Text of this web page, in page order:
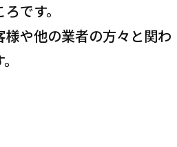
です。
や他の業者の方々と関わ